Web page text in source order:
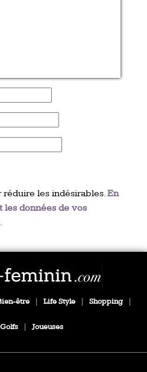
réduire les indésirables.En
les données de vos
.
être Life Style Shopping
Joueuses